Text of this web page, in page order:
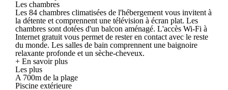
Les chambres
Les 84 chambres climatisées de l'hébergement vous invitent à
la détente et comprennent une télévision à écran plat. Les
chambres sont dotées d'un balcon aménagé. L'accès Wi-Fi à
Internet gratuit vous permet de rester en contact avec le reste
du monde. Les salles de bain comprennent une baignoire
relaxante profonde et un sèche-cheveux.
+ En savoir plus
Les plus
A 700m de la plage
Piscine extérieure